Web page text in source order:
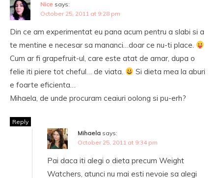
Nice says:
October 25, 2011 at 9:28 pm
Din ce am experimentat eu pana acum pentru a slabi si a
te mentine e necesar sa mananci…doar ce nu-ti place.
Cum ar fi grapefruit-ul, care este atat de amar, dupa o
felie iti piere tot cheful… de viata.
Si dieta mea la aburi
e foarte eficienta…
Mihaela, de unde procuram ceaiuri oolong si pu-erh?
Reply
Mihaela says:
October 25, 2011 at 9:34 pm
Pai daca iti alegi o dieta precum Weight
Watchers, atunci nu mai esti nevoie sa alegi